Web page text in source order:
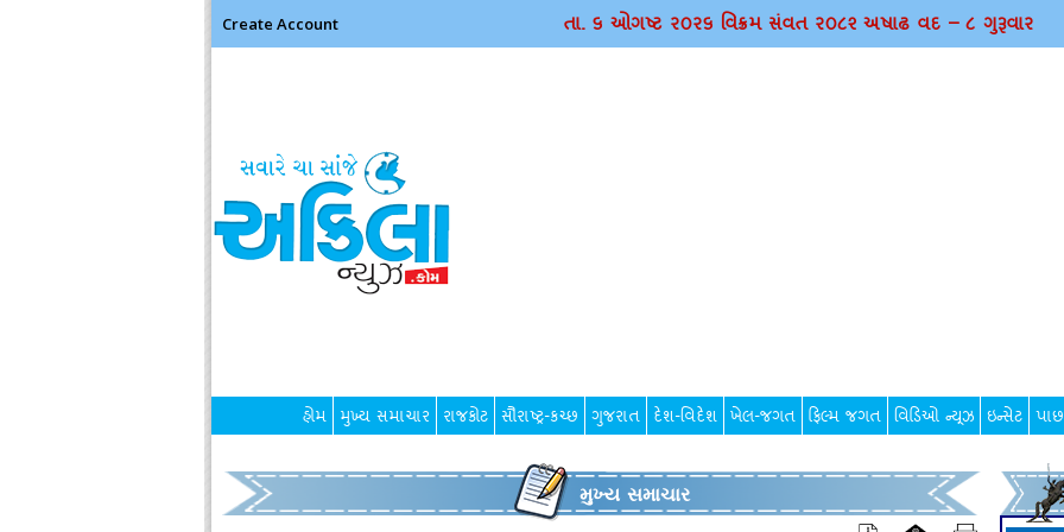
Create Account તા. ૬ ઓગષ્ટ ર૦ર૬ વિક્રમ સંવત ર૦૮૨ અષાઢ વદ – ૮ ગુરૂવાર
હોમ મુખ્ય સમાચાર રાજકોટ સૌરાષ્ટ્ર-કચ્છ ગુજરાત દેશ-વિદેશ ખેલ-જગત ફિલ્મ જગત વિડિઓ ન્યૂઝ ઇન્સેટ
મુખ્ય સમાચાર